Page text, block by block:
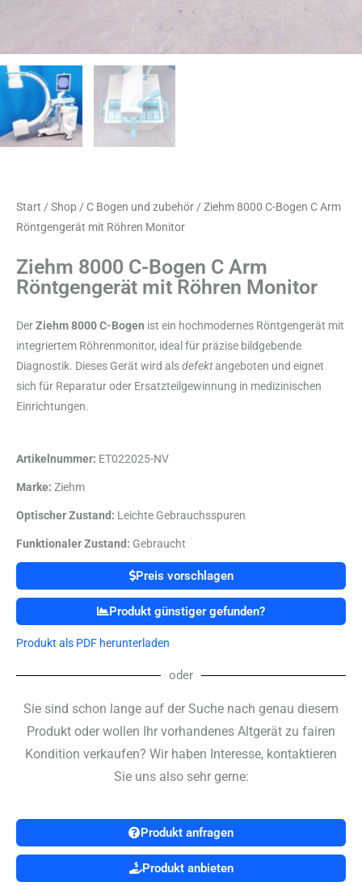
Start / Shop / C Bogen und zubehör/ Ziehm 8000 C-Bogen C Arm
Röntgengerät mit Röhren Monitor
Ziehm 8000 C-Bogen C Arm
Röntgengerät mit Röhren Monitor
DerZiehm 8000 C-Bogen ist ein hochmodernes Röntgengerät mit
integriertem Röhrenmonitor, ideal für präzise bildgebende
Diagnostik. Dieses Gerät wird alsdefektangeboten und eignet
sich für Reparatur oder Ersatzteilgewinnung in medizinischen
Einrichtungen.
Artikelnummer: ET022025-NV
Marke: Ziehm
Optischer Zustand: Leichte Gebrauchsspuren
Funktionaler Zustand: Gebraucht
Preis vorschlagen
Produkt günstiger gefunden?
Produkt als PDF herunterladen
oder
Sie sind schon lange auf der Suche nach genau diesem
Produkt oder wollen Ihr vorhandenes Altgerät zu fairen
Kondition verkaufen? Wir haben Interesse, kontaktieren
Sie uns also sehr gerne:
Produkt anfragen
Produkt anbieten